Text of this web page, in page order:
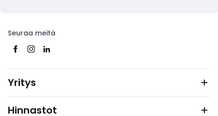
Seuraa meitä
Yritys
Hinnastot